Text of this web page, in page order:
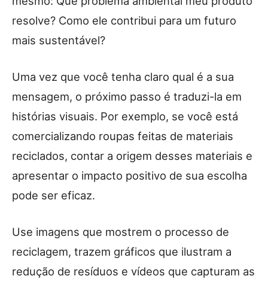
resolve? Como ele contribui para um futuro
mais sustentável?
Uma vez que você tenha claro qual é a sua
mensagem, o próximo passo é traduzi-la em
histórias visuais. Por exemplo, se você está
comercializando roupas feitas de materiais
reciclados, contar a origem desses materiais e
apresentar o impacto positivo de sua escolha
pode ser eficaz.
Use imagens que mostrem o processo de
reciclagem, trazem gráficos que ilustram a
redução de resíduos e vídeos que capturam as